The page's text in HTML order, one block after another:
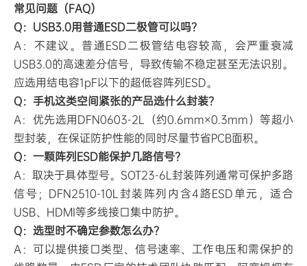
常见问题（FAQ）
Q：USB3.0用普通ESD二极管可以吗？
A：不建议。普通ESD二极管结电容较高，会严重衰减
USB3.0的高速差分信号，导致传输不稳定甚至无法识别。
应选用结电容1pF以下的超低容阵列ESD。
Q：手机这类空间紧张的产品选什么封装？
A：优先选用DFN0603-2L（约0.6mm×0.3mm）等超小
型封装，在保证防护性能的同时尽量节省PCB面积。
Q：一颗阵列ESD能保护几路信号？
A：取决于具体型号。SOT23-6L封装阵列通常可保护多路
信号；DFN2510-10L封装阵列内含4路ESD单元，适合
USB、HDMI等多线接口集中防护。
Q：选型时不确定参数怎么办？
A：可以提供接口类型、信号速率、工作电压和需保护的